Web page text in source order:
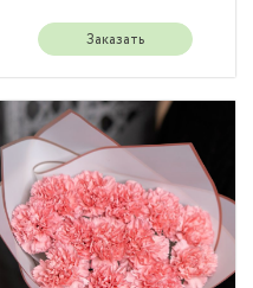
Заказать